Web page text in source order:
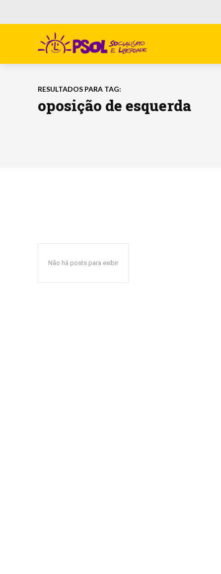
RESULTADOS PARA TAG:
oposição de esquerda
Não há posts para exibir